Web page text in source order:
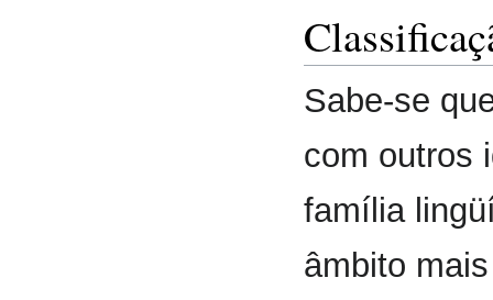
Sabe-se
com outros
família
âmbito